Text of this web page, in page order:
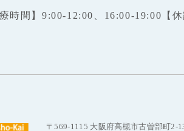
時間】 9:00-12:00、16:00-19:00 【
〒569-1115 大阪府高槻市古曽部町2-